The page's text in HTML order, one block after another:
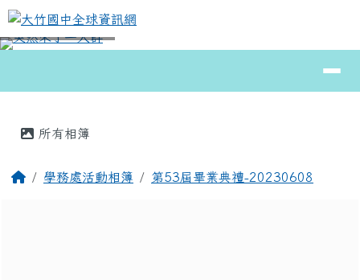
跳至主內容區
大竹國中全球資訊網
⏸
所有相簿
回首頁學務處活動相簿 第53屆畢業典禮-20230608